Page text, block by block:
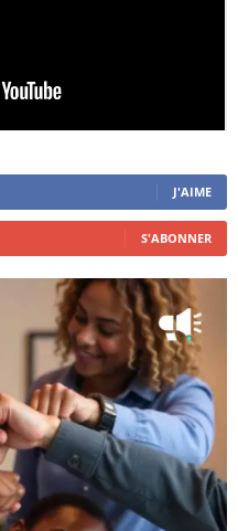
J'AIME
S'ABONNER